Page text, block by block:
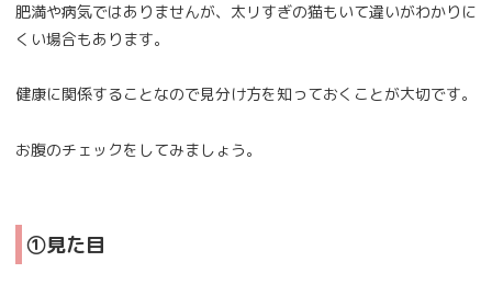
肥満や病気ではありませんが、太リすぎの猫もいて違いがわかりに
くい場合もあります。
健康に関係することなので見分け方を知っておくことが大切です。
お腹のチェックをしてみましょう。
①見た目